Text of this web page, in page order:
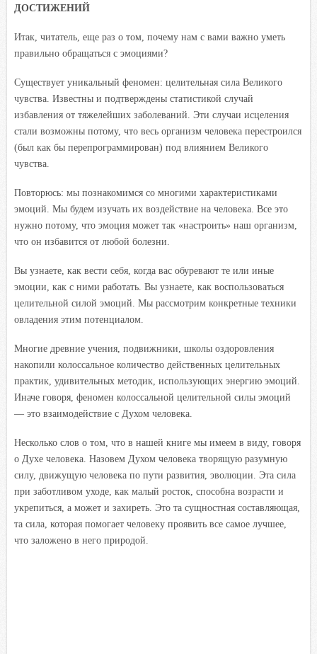
ДОСТИЖЕНИЙ
Итак, читатель, еще раз о том, почему нам с вами важно уметь
правильно обращаться с эмоциями?
Существует уникальный феномен: целительная сила Великого
чувства. Известны и подтверждены статистикой случай
избавления от тяжелейших заболеваний. Эти случаи исцеления
стали возможны потому, что весь организм человека перестроился
(был как бы перепрограммирован) под влиянием Великого
чувства.
Повторюсь: мы познакомимся со многими характеристиками
эмоций. Мы будем изучать их воздействие на человека. Все это
нужно потому, что эмоция может так «настроить» наш организм,
что он избавится от любой болезни.
Вы узнаете, как вести себя, когда вас обуревают те или иные
эмоции, как с ними работать. Вы узнаете, как воспользоваться
целительной силой эмоций. Мы рассмотрим конкретные техники
овладения этим потенциалом.
Многие древние учения, подвижники, школы оздоровления
накопили колоссальное количество действенных целительных
практик, удивительных методик, использующих энергию эмоций.
Иначе говоря, феномен колоссальной целительной силы эмоций
— это взаимодействие с Духом человека.
Несколько слов о том, что в нашей книге мы имеем в виду, говоря
о Духе человека. Назовем Духом человека творящую разумную
силу, движущую человека по пути развития, эволюции. Эта сила
при заботливом уходе, как малый росток, способна возрасти и
укрепиться, а может и захиреть. Это та сущностная составляющая,
та сила, которая помогает человеку проявить все самое лучшее,
что заложено в него природой.